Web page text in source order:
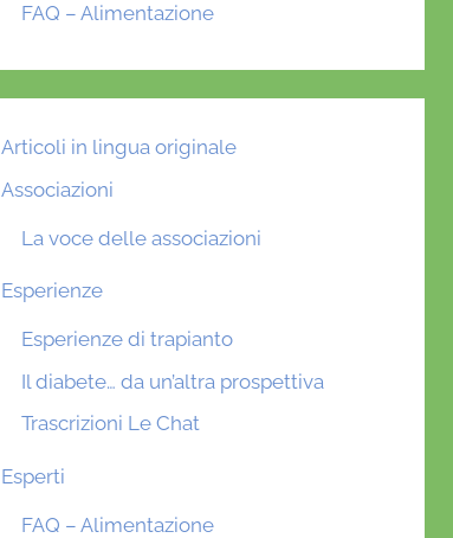
FAQ – Alimentazione
Articoli in lingua originale
Associazioni
La voce delle associazioni
Esperienze
Esperienze di trapianto
Il diabete… da un’altra prospettiva
Trascrizioni Le Chat
Esperti
FAQ – Alimentazione